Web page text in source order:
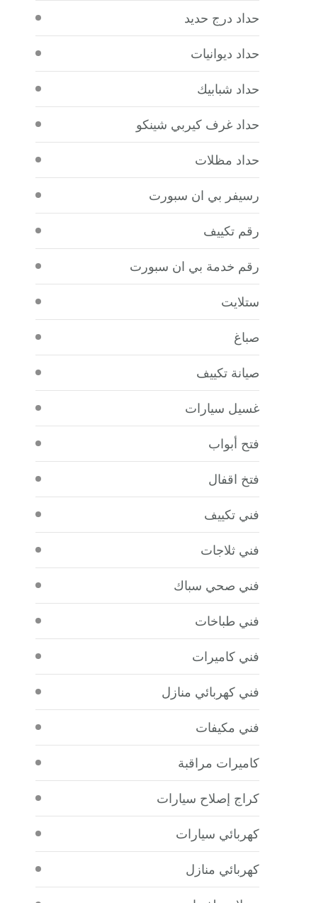
حداد درج حديد
حداد ديوانيات
حداد شبابيك
حداد غرف كيربي شينكو
حداد مظلات
رسيفر بي ان سبورت
رقم تكييف
رقم خدمة بي ان سبورت
ستلايت
صباغ
صيانة تكييف
غسيل سيارات
فتح أبواب
فتخ اقفال
فني تكييف
فني ثلاجات
فني صحي سباك
فني طباخات
فني كاميرات
فني كهربائي منازل
فني مكيفات
كاميرات مراقبة
كراج إصلاح سيارات
كهربائي سيارات
كهربائي منازل